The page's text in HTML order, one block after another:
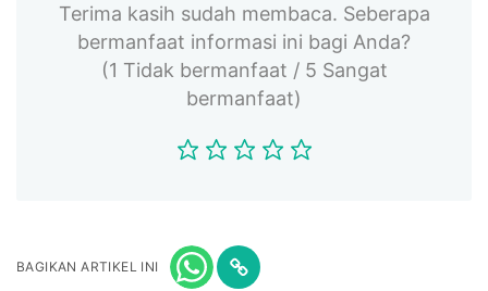
Terima kasih sudah membaca. Seberapa
bermanfaat informasi ini bagi Anda?
(1 Tidak bermanfaat / 5 Sangat
bermanfaat)
BAGIKAN ARTIKEL INI